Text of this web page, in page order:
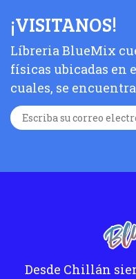
¡VISITANOS!
Líbreria BlueMix
físicas ubicadas en
cuales, se
Desde Chillán